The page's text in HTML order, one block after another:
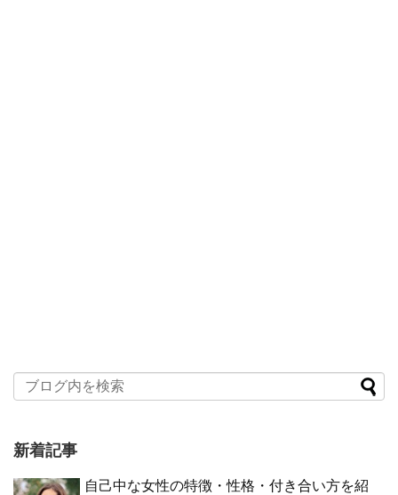
新着記事
自己中な女性の特徴・性格・付き合い方を紹